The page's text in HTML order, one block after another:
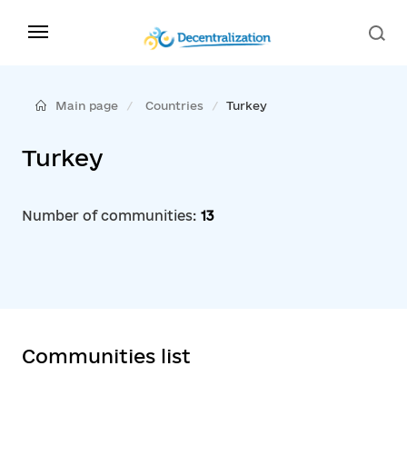
Main page Countries Turkey
Turkey
Number of communities: 13
Communities list